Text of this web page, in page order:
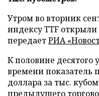
Утром во вторник
индексу TTF
передаетРИА
К половине десятого
времени показатель
доллара за тыс.
предыдущего